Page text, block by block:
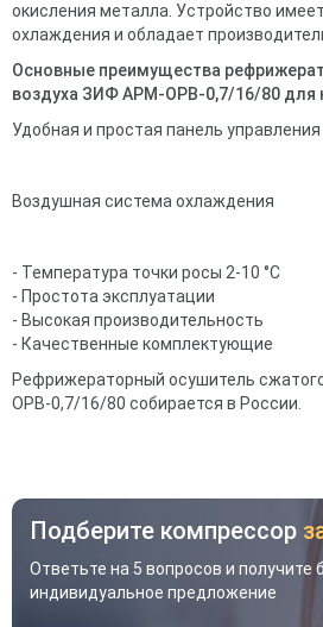
окисления металла. Устройство
охлаждения и обладает
Основные преимущества
воздуха ЗИФ АРМ-ОРВ-0,7/16/80 для
Удобная и простая панель управления
Воздушная система охлаждения
- Температура точки росы 2-10 °С
- Простота эксплуатации
- Высокая производительность
- Качественные комплектующие
Рефрижераторный осушитель
ОРВ-0,7/16/80 собирается в России.
Подберите компрессор
Ответьте на 5 вопросов и получите
индивидуальное предложение